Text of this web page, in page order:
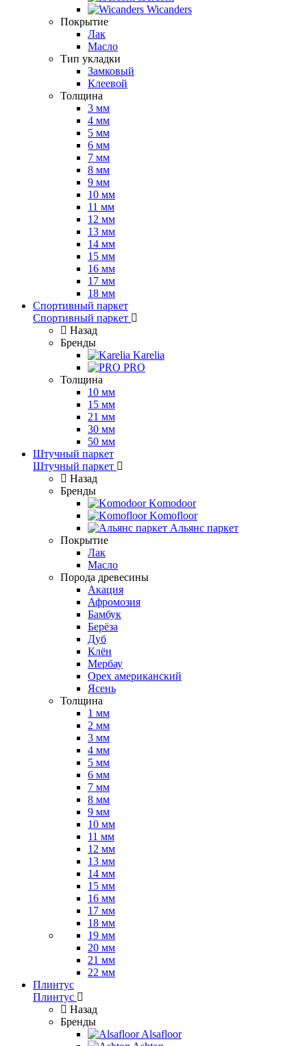
Wicanders
Покрытие
Лак
Масло
Тип укладки
Замковый
Клеевой
Толщина
3 мм
4 мм
5 мм
6 мм
7 мм
8 мм
9 мм
10 мм
11 мм
12 мм
13 мм
14 мм
15 мм
16 мм
17 мм
18 мм
Спортивный паркет
Спортивный паркет
Назад
Бренды
Karelia
PRO
Толщина
10 мм
15 мм
21 мм
30 мм
50 мм
Штучный паркет
Штучный паркет
Назад
Бренды
Komodoor
Komofloor
Альянс паркет
Покрытие
Лак
Масло
Порода древесины
Акация
Афромозия
Бамбук
Берёза
Дуб
Клён
Мербау
Орех американский
Ясень
Толщина
1 мм
2 мм
3 мм
4 мм
5 мм
6 мм
7 мм
8 мм
9 мм
10 мм
11 мм
12 мм
13 мм
14 мм
15 мм
16 мм
17 мм
18 мм
19 мм
20 мм
21 мм
22 мм
Плинтус
Плинтус
Назад
Бренды
Alsafloor